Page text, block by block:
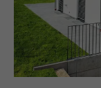
NOME
PROVIDER
DECORSO